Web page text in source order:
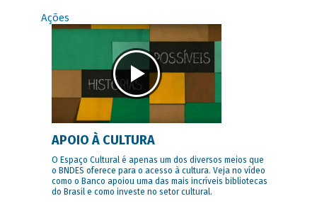
Ações
APOIO À CULTURA
O Espaço Cultural é apenas um dos diversos meios que
o BNDES oferece para o acesso à cultura. Veja no vídeo
como o Banco apoiou uma das mais incríveis bibliotecas
do Brasil e como investe no setor cultural.